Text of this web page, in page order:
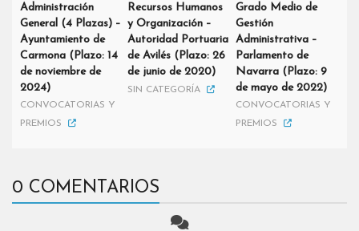
Administración
General (4 Plazas) –
Ayuntamiento de
Carmona (Plazo: 14
de noviembre de
2024)
CONVOCATORIAS Y
PREMIOS
Recursos Humanos
y Organización –
Autoridad Portuaria
de Avilés (Plazo: 26
de junio de 2020)
SIN CATEGORÍA
Grado Medio de
Gestión
Administrativa –
Parlamento de
Navarra (Plazo: 9
de mayo de 2022)
CONVOCATORIAS Y
PREMIOS
0 COMENTARIOS